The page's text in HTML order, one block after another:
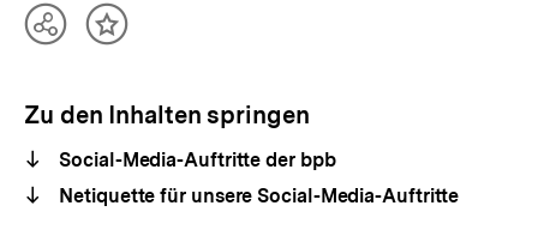
TeilenInhalt
Zu den Inhalten springen
Social-Media-Auftritte der bpb
Netiquette für unsere Social-Media-Auftritte